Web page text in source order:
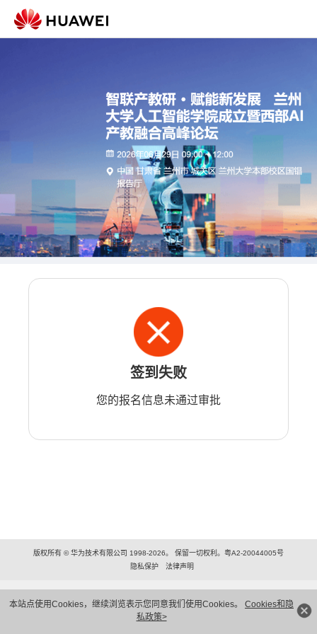
本站点使用Cookies，继续浏览表示您同意我们使用Cookies。 Cookies和隐
私政策>
签到失败
您的报名信息未通过审批
版权所有 © 华为技术有限公司 1998-2026。 保留一切权利。粤A2-20044005号
隐私保护
法律声明